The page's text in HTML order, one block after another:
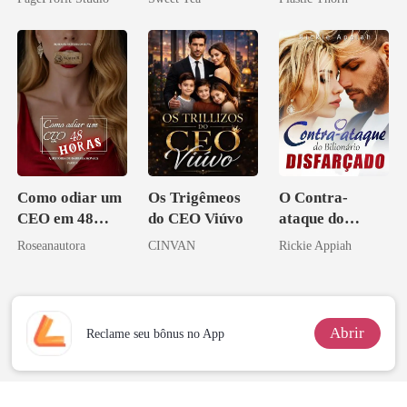
Como odiar um
CEO em 48
horas
Roseanautora
Os Trigêmeos
do CEO Viúvo
CINVAN
O Contra-
ataque do
Bilionário
Rickie Appiah
Reclame seu bônus no App Abrir